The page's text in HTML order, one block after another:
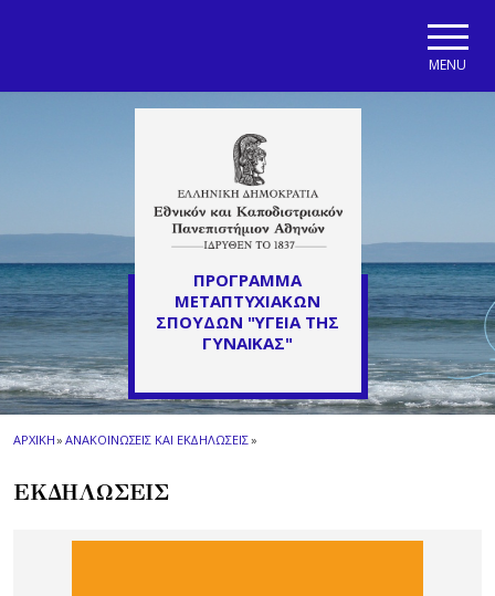
MENU
ΠΡΟΓΡΑΜΜΑ
ΜΕΤΑΠΤΥΧΙΑΚΩΝ
ΣΠΟΥΔΩΝ "ΥΓΕΙΑ ΤΗΣ
ΓΥΝΑΙΚΑΣ"
ΑΡΧΙΚΗ» ΑΝΑΚΟΙΝΩΣΕΙΣ ΚΑΙ ΕΚΔΗΛΩΣΕΙΣ»
ΕΚΔΗΛΩΣΕΙΣ